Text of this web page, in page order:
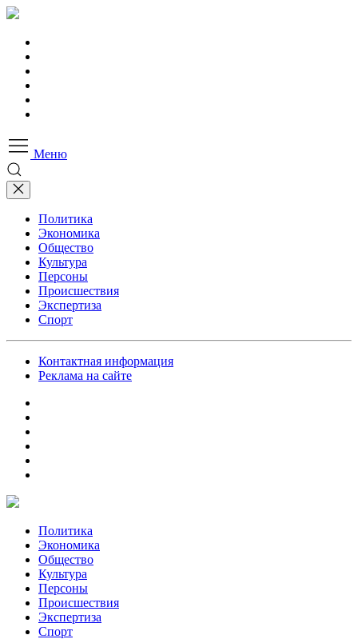
Меню
Политика
Экономика
Общество
Культура
Персоны
Происшествия
Экспертиза
Спорт
Контактная информация
Реклама на сайте
Политика
Экономика
Общество
Культура
Персоны
Происшествия
Экспертиза
Спорт